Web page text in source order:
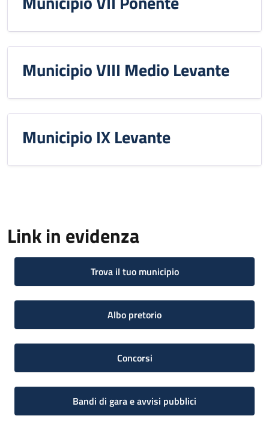
Municipio VIII Medio Levante
Municipio IX Levante
Link in evidenza
Trova il tuo municipio
Albo pretorio
Concorsi
Bandi di gara e avvisi pubblici